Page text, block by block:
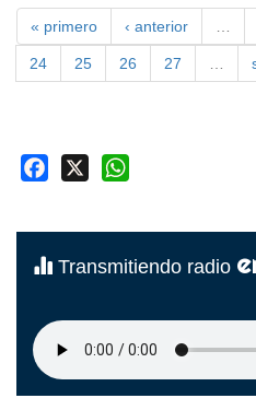
« primero ‹ anterior
24 25 26 27
Facebook
Transmitiendo radio